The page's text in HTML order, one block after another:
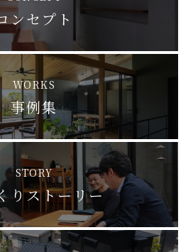
ンセプト
WORKS
事例集
STORY
りストーリー